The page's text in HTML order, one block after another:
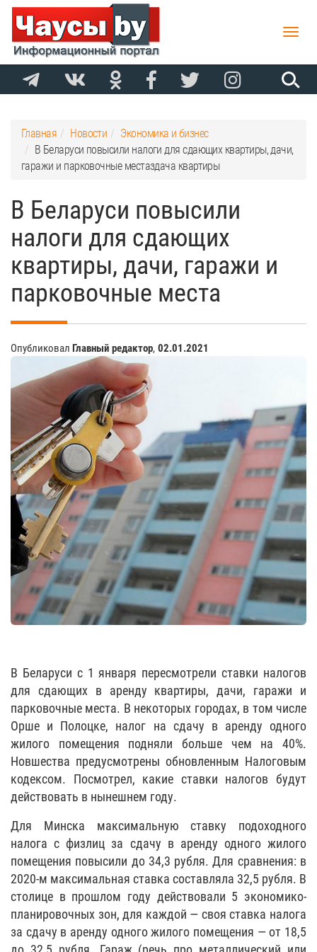
Toggle
Главная Новости
Экономика и бизнес
В Беларуси повысили налоги для сдающих квартиры, дачи,
гаражи и парковочные местаздача квартиры
В Беларуси повысили
налоги для сдающих
квартиры, дачи, гаражи и
парковочные места
Опубликовал Главный редактор, 02.01.2021
В Беларуси с 1 января пересмотрели ставки налогов
для сдающих в аренду квартиры, дачи, гаражи и
парковочные места. В некоторых городах, в том числе
Орше и Полоцке, налог на сдачу в аренду одного
жилого помещения подняли больше чем на 40%.
Новшества предусмотрены обновленным Налоговым
кодексом. Посмотрел, какие ставки налогов будут
действовать в нынешнем году.
Для Минска максимальную ставку подоходного
налога с физлиц за сдачу в аренду одного жилого
помещения повысили до 34,3 рубля. Для сравнения: в
2020-м максимальная ставка составляла 32,5 рубля. В
столице в прошлом году действовали 5 экономико-
планировочных зон, для каждой — своя ставка налога
за сдачу в аренду одного жилого помещения — от 18,5